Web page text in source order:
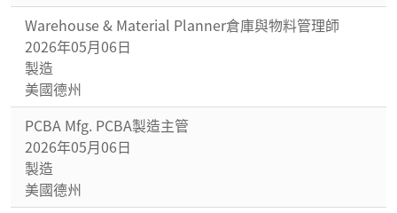
Warehouse & Material Planner倉庫與物料管理師
2026年05月06日
製造
美國德州
PCBA Mfg. PCBA製造主管
2026年05月06日
製造
美國德州